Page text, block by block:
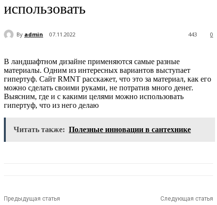
использовать
By admin 07.11.2022 0
443
В ландшафтном дизайне применяются самые разные
материалы. Одним из интересных вариантов выступает
гипертуф. Сайт RMNT расскажет, что это за материал, как его
можно сделать своими руками, не потратив много денег.
Выясним, где и с какими целями можно использовать
гипертуф, что из него делаю
Читать также: Полезные инновации в сантехнике
Предыдущая статья Следующая статья